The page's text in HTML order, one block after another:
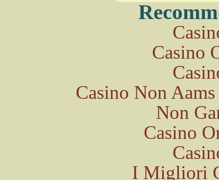
Casino
Casino Non
Non
Casino
I Migliori